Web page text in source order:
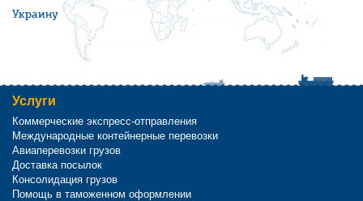
Украину
Услуги
Коммерческие экспресс-отправления
Международные контейнерные перевозки
Авиаперевозки грузов
Доставка посылок
Консолидация грузов
Помощь в таможенном оформлении